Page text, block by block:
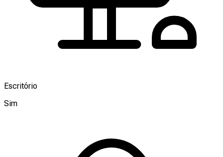
Escritório
Sim